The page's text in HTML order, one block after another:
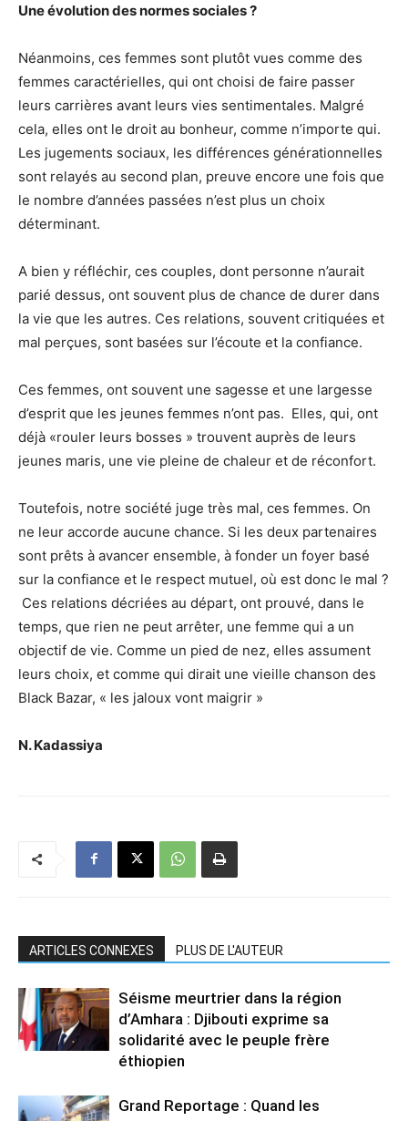
Une évolution des normes sociales ?
Néanmoins, ces femmes sont plutôt vues comme des
femmes caractérielles, qui ont choisi de faire passer
leurs carrières avant leurs vies sentimentales. Malgré
cela, elles ont le droit au bonheur, comme n’importe qui.
Les jugements sociaux, les différences générationnelles
sont relayés au second plan, preuve encore une fois que
le nombre d’années passées n’est plus un choix
déterminant.
A bien y réfléchir, ces couples, dont personne n’aurait
parié dessus, ont souvent plus de chance de durer dans
la vie que les autres. Ces relations, souvent critiquées et
mal perçues, sont basées sur l’écoute et la confiance.
Ces femmes, ont souvent une sagesse et une largesse
d’esprit que les jeunes femmes n’ont pas. Elles, qui, ont
déjà «rouler leurs bosses » trouvent auprès de leurs
jeunes maris, une vie pleine de chaleur et de réconfort.
Toutefois, notre société juge très mal, ces femmes. On
ne leur accorde aucune chance. Si les deux partenaires
sont prêts à avancer ensemble, à fonder un foyer basé
sur la confiance et le respect mutuel, où est donc le mal ?
Ces relations décriées au départ, ont prouvé, dans le
temps, que rien ne peut arrêter, une femme qui a un
objectif de vie. Comme un pied de nez, elles assument
leurs choix, et comme qui dirait une vieille chanson des
Black Bazar, « les jaloux vont maigrir »
N. Kadassiya
ARTICLES CONNEXES PLUS DE L'AUTEUR
Séisme meurtrier dans la région
d’Amhara : Djibouti exprime sa
solidarité avec le peuple frère
éthiopien
Grand Reportage : Quand les